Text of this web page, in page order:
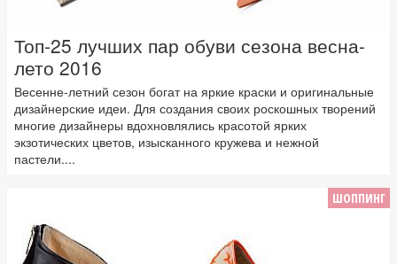
Топ-25 лучших пар обуви сезона весна-
лето 2016
Весенне-летний сезон богат на яркие краски и оригинальные
дизайнерские идеи. Для создания своих роскошных творений
многие дизайнеры вдохновлялись красотой ярких
экзотических цветов, изысканного кружева и нежной
пастели....
ШОППИНГ